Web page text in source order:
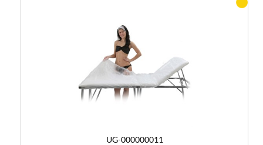
UG-000000011